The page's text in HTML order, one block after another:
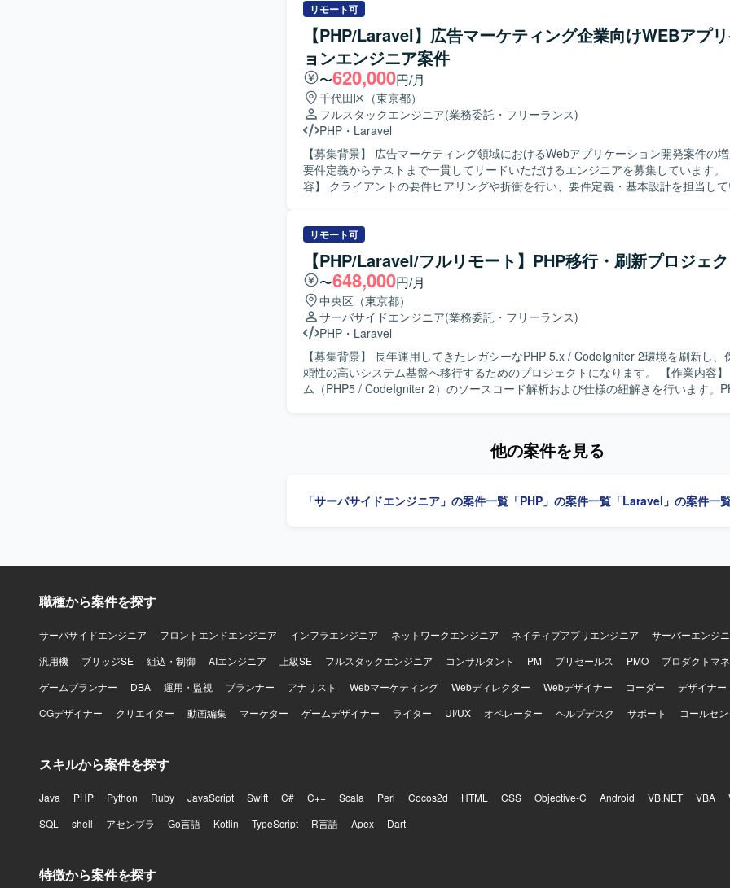
に留意しながら粘り強く業務を遂行できる方を求めています。 【ポジションの魅力】 ・大規模
小売業の仕入業務全体を俯瞰しながら統合プロジェクトに携わることができます
テム間のデータ連携・統合の経験を積むことができます。 【開発環境】 ・PHP（Laravel） ・
Vue.js
リモート可
【PHP/Laravel】広告マーケティング企業向けWEBアプ
ョンエンジニア案件
〜620,000円/月
千代田区（東京都）
フルスタックエンジニア(業務委託・フリーランス)
PHP ・ Laravel
【募集背景】 広告マーケティング領域におけるWebアプリケーション開発案件の
要件定義からテストまで一貫してリードいただけるエンジニアを募集しています。 【作業内
容】 クライアントの要件ヒアリングや折衝を行い、要件定義・基本設計を担当し
フォームの導入・カスタマイズ・運用支援を行い、プロジェクト進行に伴うリソー
果物レビュー、品質チェックまでをご担当いただきます。 【求める人物像】 主体的にプロジェ
クトを推進し、顧客との対話を通じて課題を解決できるリーダーシップのある方を
す。高い技術力や自社プラットフォームを主体的に習得・発揮し、メンバー育成に
方、若手メンバーと切磋琢磨しながら組織と共に成長していきたい方にマッチする
です。 【ポジションの魅力】 要件定義からテストまで一気通貫で携わることができるため、上
流から下流まで幅広い工程を経験できます。クライアントワークを通じてビジネス
ながら、ローコード開発プラットフォームの導入・カスタマイズにも関われるため
術・開発手法の習得機会も豊富です。メンバー育成やリソース管理にも関与できる
してのキャリアとエンジニアとしての技術力を両立して伸ばしていただけます。 【開発環境】
PHP（Laravel）、JavaScript、自社ローコード開発プラットフォームを用いた
リモート可
【PHP/Laravel/フルリモート】PHP移行・刷新プロジェ
〜648,000円/月
中央区（東京都）
サーバサイドエンジニア(業務委託・フリーランス)
PHP ・ Laravel
【募集背景】 長年運用してきたレガシーなPHP 5.x / CodeIgniter 2環境を刷新し、
頼性の高いシステム基盤へ移行するためのプロジェクトになります。 【作業内容】 現行システ
ム（PHP5 / CodeIgniter 2）のソースコード解析および仕様の紐解きを行います。
【求める人物像】 レガシー環境のコード解析やリファクタリングに前向きに取り
説明・提案できる方が望ましいです。 【ポジションの魅力】 レガシーなPHP環境からモダンな
CodeIgniter 2 から PHP 8.x への移行を前提とした環境での開発になります。次期
他の案件を見る
「サーバサイドエンジニア」の案件一覧 「PHP」の案件一覧 「Laravel」の案件一
職種から案件を探す
サーバサイドエンジニア フロントエンドエンジニア インフラエンジニア ネットワークエンジニア ネイティブアプリエンジニア
サーバーエンジ
汎用機
ブリッジSE 組込・制御 AIエンジニア 上級SE フルスタックエンジニア コンサルタント PM プリセールス PMO
プロダクトマ
ゲームプランナー
DBA 運用・監視 プランナー アナリスト Webマーケティング Webディレクター Webデザイナー コーダー
デザイナー
CGデザイナー
クリエイター 動画編集 マーケター ゲームデザイナー ライター UI/UX オペレーター ヘルプデスク サポート コールセ
スキルから案件を探す
Java PHP Python Ruby JavaScript Swift C# C++ Scala Perl Cocos2d HTML CSS Objective-C Android VB.NET VBA
SQL
shell アセンブラ Go言語 Kotlin TypeScript R言語 Apex Dart
特徴から案件を探す